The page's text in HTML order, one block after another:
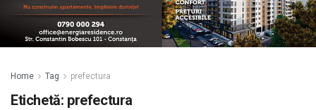
Home Tag prefectura
Etichetă: prefectura